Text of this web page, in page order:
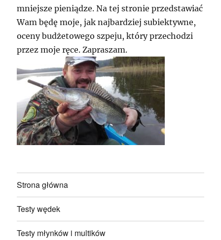
mniejsze pieniądze. Na tej stronie przedstawiać
Wam będę moje, jak najbardziej subiektywne,
oceny budżetowego szpeju, który przechodzi
przez moje ręce. Zapraszam.
Strona główna
Testy wędek
Testy młynków i multików